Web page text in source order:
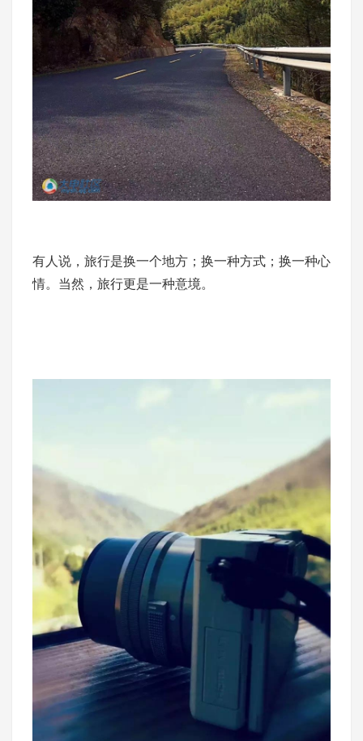
有人说，旅行是换一个地方；换一种方式；换一种心
情。当然，旅行更是一种意境。